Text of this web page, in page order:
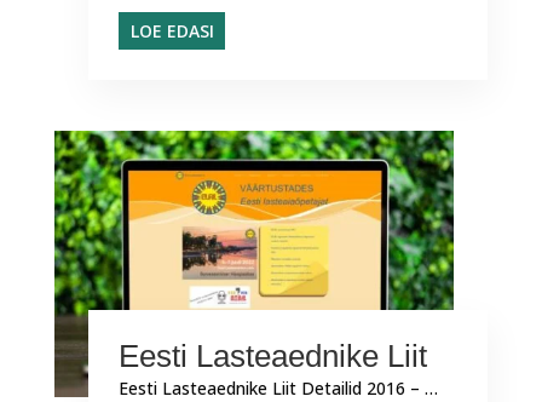
LOE EDASI
Eesti Lasteaednike Liit
Eesti Lasteaednike Liit Detailid 2016 – …